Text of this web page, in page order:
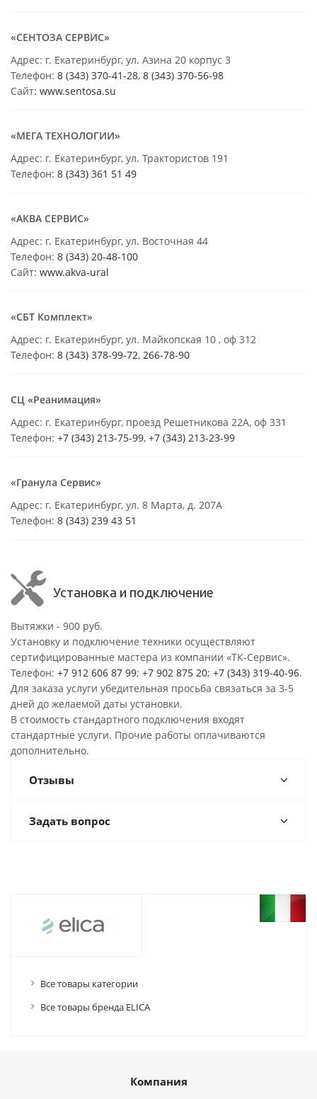
«СЕНТОЗА СЕРВИС»
Адрес: г. Екатеринбург, ул. Азина 20 корпус 3
Телефон: 8 (343) 370-41-28, 8 (343) 370-56-98
Сайт: www.sentosa.su
«МЕГА ТЕХНОЛОГИИ»
Адрес: г. Екатеринбург, ул. Трактористов 191
Телефон: 8 (343) 361 51 49
«АКВА СЕРВИС»
Адрес: г. Екатеринбург, ул. Восточная 44
Телефон: 8 (343) 20-48-100
Сайт: www.akva-ural
«СБТ Комплект»
Адрес: г. Екатеринбург, ул. Майкопская 10 , оф 312
Телефон: 8 (343) 378-99-72, 266-78-90
СЦ «Реанимация»
Адрес: г. Екатеринбург, проезд Решетникова 22А, оф 331
Телефон: +7 (343) 213-75-99, +7 (343) 213-23-99
«Гранула Сервис»
Адрес: г. Екатеринбург, ул. 8 Марта, д. 207А
Телефон: 8 (343) 239 43 51
Установка и подключение
Вытяжки - 900 руб.
Установку и подключение техники осуществляют
сертифицированные мастера из компании «ТК-Сервис».
Телефон: +7 912 606 87 99; +7 902 875 20; +7 (343) 319-40-96.
Для заказа услуги убедительная просьба связаться за 3-5
дней до желаемой даты установки.
В стоимость стандартного подключения входят
стандартные услуги. Прочие работы оплачиваются
дополнительно.
Отзывы
Задать вопрос
Все товары категории
Все товары бренда ELICA
Компания